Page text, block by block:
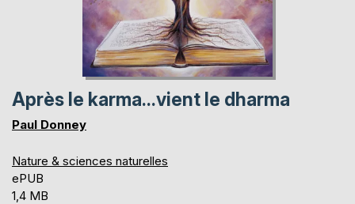
Après le karma...vient le dharma
Paul Donney
Nature & sciences naturelles
ePUB
1,4 MB